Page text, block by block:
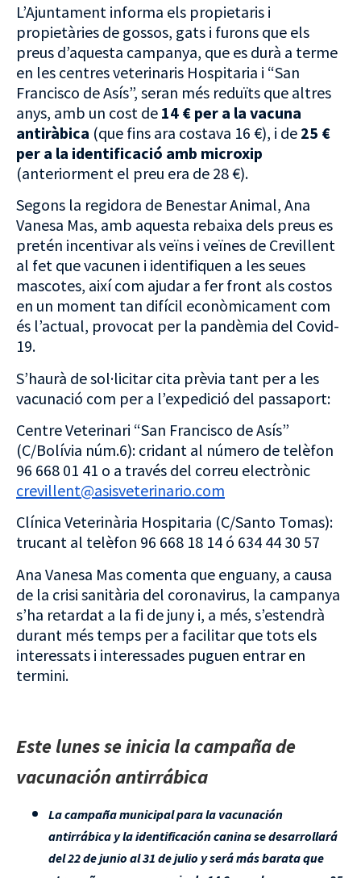
L’Ajuntament informa els propietaris i
propietàries de gossos, gats i furons que els
preus d’aquesta campanya, que es durà a terme
en les centres veterinaris Hospitaria i “San
Francisco de Asís”, seran més reduïts que altres
anys, amb un cost de 14 € per a la vacuna
antiràbica (que fins ara costava 16 €), i de 25 €
per a la identificació amb microxip
(anteriorment el preu era de 28 €).
Segons la regidora de Benestar Animal, Ana
Vanesa Mas, amb aquesta rebaixa dels preus es
pretén incentivar als veïns i veïnes de Crevillent
al fet que vacunen i identifiquen a les seues
mascotes, així com ajudar a fer front als costos
en un moment tan difícil econòmicament com
és l’actual, provocat per la pandèmia del Covid-
19.
S’haurà de sol·licitar cita prèvia tant per a les
vacunació com per a l’expedició del passaport:
Centre Veterinari “San Francisco de Asís”
(C/Bolívia núm.6): cridant al número de telèfon
96 668 01 41 o a través del correu electrònic
crevillent@asisveterinario.com
Clínica Veterinària Hospitaria (C/Santo Tomas):
trucant al telèfon 96 668 18 14 ó 634 44 30 57
Ana Vanesa Mas comenta que enguany, a causa
de la crisi sanitària del coronavirus, la campanya
s’ha retardat a la fi de juny i, a més, s’estendrà
durant més temps per a facilitar que tots els
interessats i interessades puguen entrar en
termini.
Este lunes se inicia la campaña de
vacunación antirrábica
La campaña municipal para la vacunación
antirrábica y la identificación canina se desarrollará
del 22 de junio al 31 de julio y será más barata que